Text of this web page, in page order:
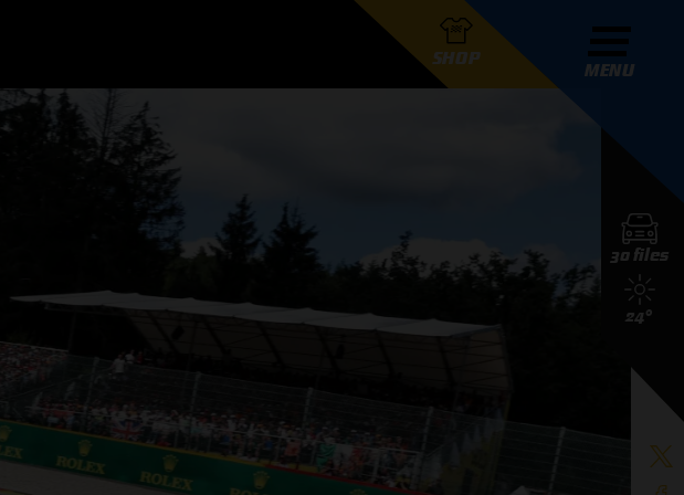
SHOP
MENU
30 files
24°
OVER GRAND PRIX RADIO
GRAND PRIX RADIO TEAM